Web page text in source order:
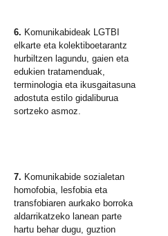
6. Komunikabideak LGTBI
elkarte eta kolektiboetarantz
hurbiltzen lagundu, gaien eta
edukien tratamenduak,
terminologia eta ikusgaitasuna
adostuta estilo gidaliburua
sortzeko asmoz.
7. Komunikabide sozialetan
homofobia, lesfobia eta
transfobiaren aurkako borroka
aldarrikatzeko lanean parte
hartu behar dugu, guztion